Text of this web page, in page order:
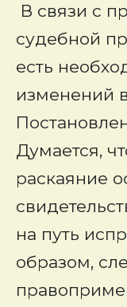
В связи с
судебной
есть
изменений
Думается,
раскаяние
на путь
образом,